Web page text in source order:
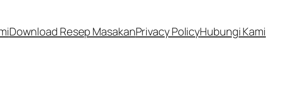
Download Resep MasakanPrivacy PolicyHubungi Kami